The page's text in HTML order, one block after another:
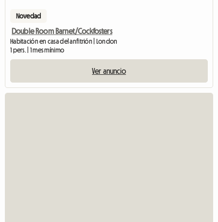
Novedad
Double Room Barnet/Cockfosters
Habitación en casa del anfitrión | London
1 pers. | 1 mes mínimo
Ver anuncio